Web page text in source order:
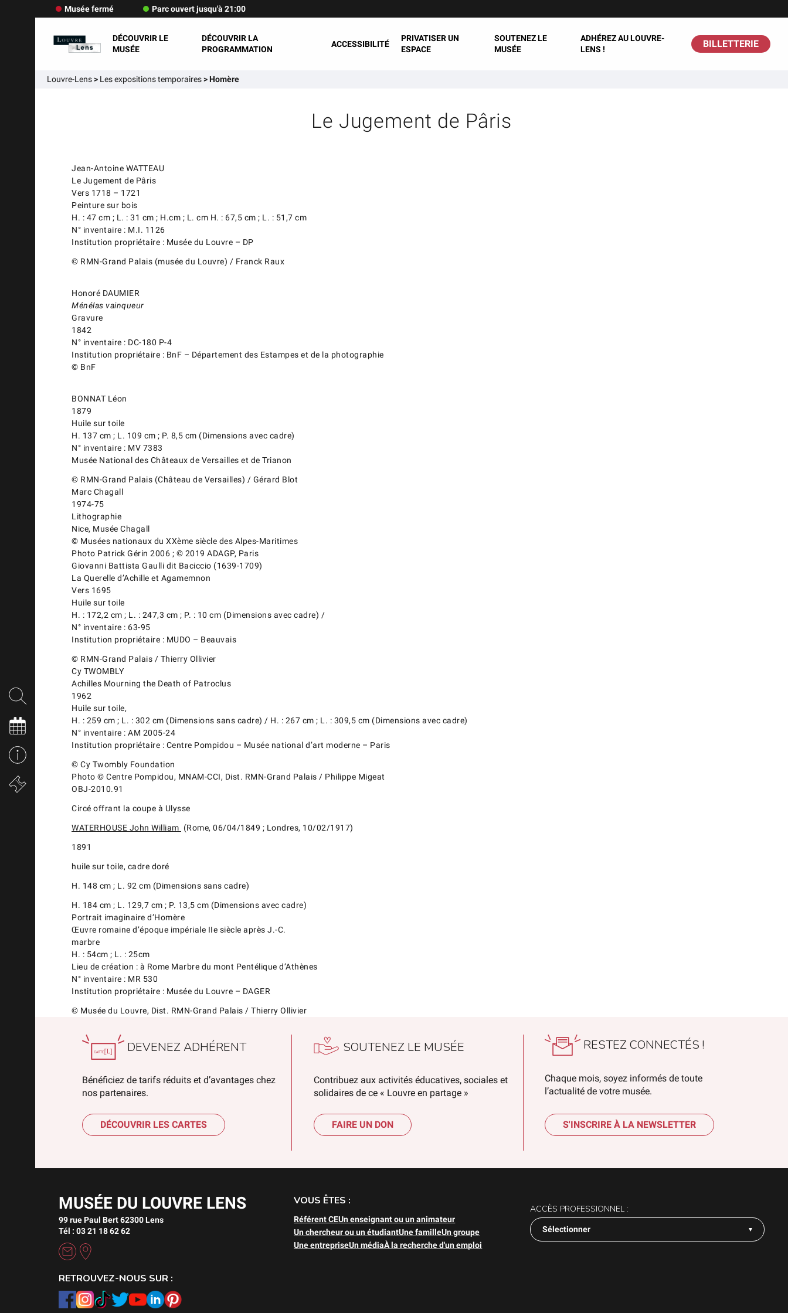
Musée fermé Parc ouvert jusqu'à 21:00
DÉCOUVRIR LE
MUSÉE
DÉCOUVRIR LA
PROGRAMMATION
ACCESSIBILITÉ
PRIVATISER UN
ESPACE
SOUTENEZ LE
MUSÉE
ADHÉREZ AU LOUVRE-
LENS !
BILLETTERIE
Louvre-Lens> Les expositions temporaires>Homère
Le Jugement de Pâris
Jean-Antoine WATTEAU
Le Jugement de Pâris
Vers 1718 – 1721
Peinture sur bois
H. : 47 cm ; L. : 31 cm ; H.cm ; L. cm H. : 67,5 cm ; L. : 51,7 cm
N° inventaire : M.I. 1126
Institution propriétaire : Musée du Louvre – DP
© RMN-Grand Palais (musée du Louvre) / Franck Raux
Honoré DAUMIER
Ménélas vainqueur
Gravure
1842
N° inventaire : DC-180 P-4
Institution propriétaire : BnF – Département des Estampes et de la photographie
© BnF
BONNAT Léon
1879
Huile sur toile
H. 137 cm ; L. 109 cm ; P. 8,5 cm (Dimensions avec cadre)
N° inventaire : MV 7383
Musée National des Châteaux de Versailles et de Trianon
© RMN-Grand Palais (Château de Versailles) / Gérard Blot
Marc Chagall
1974-75
Lithographie
Nice, Musée Chagall
© Musées nationaux du XXème siècle des Alpes-Maritimes
Photo Patrick Gérin 2006 ; © 2019 ADAGP, Paris
Giovanni Battista Gaulli dit Baciccio (1639-1709)
La Querelle d’Achille et Agamemnon
Vers 1695
Huile sur toile
H. : 172,2 cm ; L. : 247,3 cm ; P. : 10 cm (Dimensions avec cadre) /
N° inventaire : 63-95
Institution propriétaire : MUDO – Beauvais
© RMN-Grand Palais / Thierry Ollivier
Cy TWOMBLY
Achilles Mourning the Death of Patroclus
1962
Huile sur toile,
H. : 259 cm ; L. : 302 cm (Dimensions sans cadre) / H. : 267 cm ; L. : 309,5 cm (Dimensions avec cadre)
N° inventaire : AM 2005-24
Institution propriétaire : Centre Pompidou – Musée national d’art moderne – Paris
© Cy Twombly Foundation
Photo © Centre Pompidou, MNAM-CCI, Dist. RMN-Grand Palais / Philippe Migeat
OBJ-2010.91
Circé offrant la coupe à Ulysse
WATERHOUSE John William (Rome, 06/04/1849 ; Londres, 10/02/1917)
1891
huile sur toile, cadre doré
H. 148 cm ; L. 92 cm (Dimensions sans cadre)
H. 184 cm ; L. 129,7 cm ; P. 13,5 cm (Dimensions avec cadre)
Portrait imaginaire d’Homère
Œuvre romaine d’époque impériale IIe siècle après J.-C.
marbre
H. : 54cm ; L. : 25cm
Lieu de création : à Rome Marbre du mont Pentélique d’Athènes
N° inventaire : MR 530
Institution propriétaire : Musée du Louvre – DAGER
© Musée du Louvre, Dist. RMN-Grand Palais / Thierry Ollivier
DEVENEZ ADHÉRENT
Bénéficiez de tarifs réduits et d’avantages chez
nos partenaires.
DÉCOUVRIR LES CARTES
SOUTENEZ LE MUSÉE
Contribuez aux activités éducatives, sociales et
solidaires de ce « Louvre en partage »
FAIRE UN DON
RESTEZ CONNECTÉS !
Chaque mois, soyez informés de toute
l’actualité de votre musée.
S'INSCRIRE À LA NEWSLETTER
MUSÉE DU LOUVRE LENS
99 rue Paul Bert 62300 Lens
Tél : 03 21 18 62 62
RETROUVEZ-NOUS SUR :
VOUS ÊTES :
Référent CEUn enseignant ou un animateur
Un chercheur ou un étudiantUne familleUn groupe
Une entrepriseUn médiaÀ la recherche d'un emploi
ACCÈS PROFESSIONNEL :
Sélectionner